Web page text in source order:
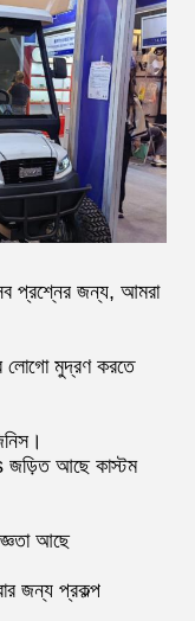
প্রশ্নের জন্য, আমরা
মুদ্রণ করতে
জড়িত আছে কাস্টম
আছে
জন্য প্রকল্প